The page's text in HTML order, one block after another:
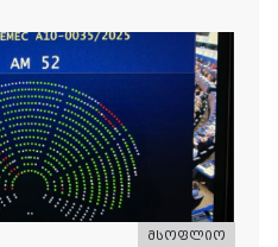
მსოფლიო